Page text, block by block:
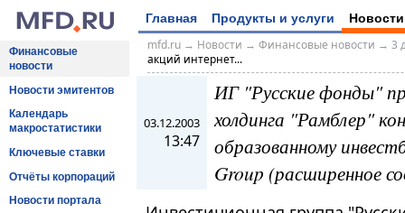
Главная Продукты и услуги Новости
Финансовые
новости
Новости эмитентов
Календарь
макростатистики
Ключевые ставки
Отчёты корпораций
Новости портала
mfd.ru→ Новости → Финансовые новости → 3
акций интернет...
03.12.2003
13:47
ИГ "Русские фонды"
холдинга "Рамблер"
образованному
Group (расширенное